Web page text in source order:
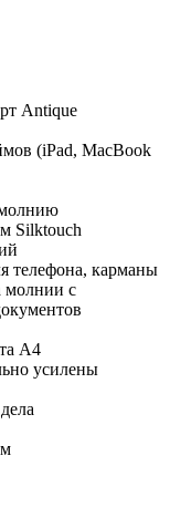
Antique
(iPad, MacBook
Silktouch
телефона, карманы
молнии с
А4
усилены